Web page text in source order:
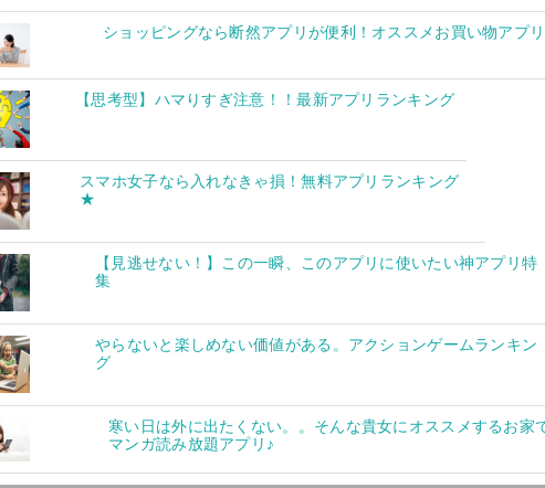
ショッピングなら断然アプリが便利！オススメお買い物アプ
【思考型】ハマりすぎ注意！！最新アプリランキング
スマホ女子なら入れなきゃ損！無料アプリランキング
★
【見逃せない！】この一瞬、このアプリに使いたい神アプリ特
集
やらないと楽しめない価値がある。アクションゲームランキン
グ
寒い日は外に出たくない。。そんな貴女にオススメするお家
マンガ読み放題アプリ♪